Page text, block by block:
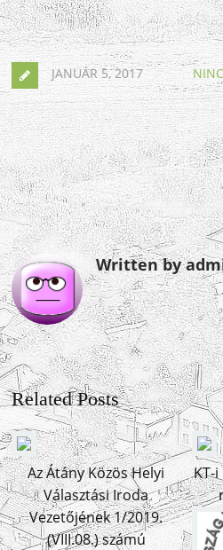
JANUÁR 5, 2017
Written by
Related Posts
Az Átány Közös Helyi
Választási Iroda
Vezetőjének 1/2019.
(VIII.08.) számú
KT-